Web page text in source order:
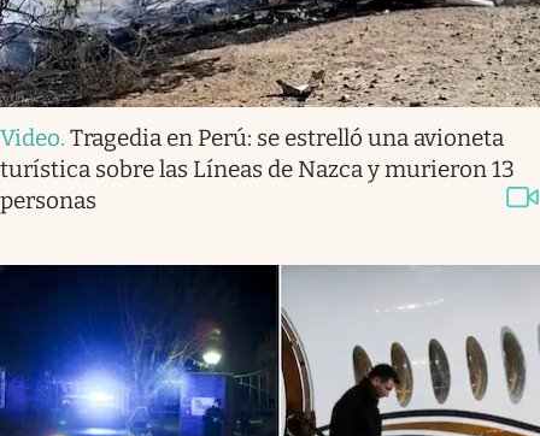
Video. Tragedia en Perú: se estrelló una avioneta
turística sobre las Líneas de Nazca y murieron 13
personas